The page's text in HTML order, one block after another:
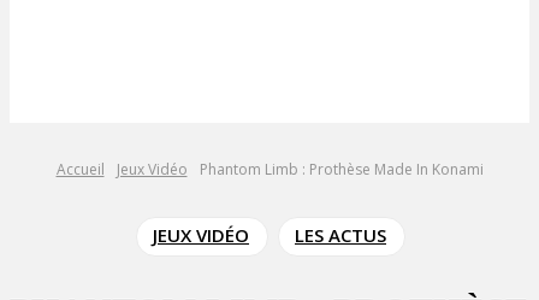
Accueil Jeux Vidéo Phantom Limb : Prothèse Made In Konami
JEUX VIDÉO LES ACTUS